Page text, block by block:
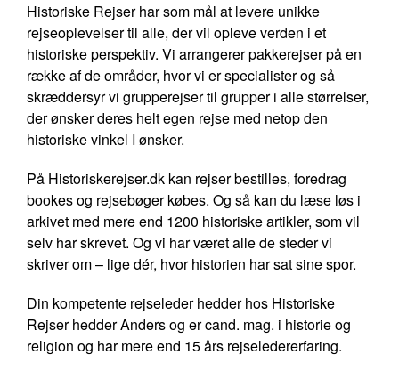
Historiske Rejser har som mål at levere unikke
rejseoplevelser til alle, der vil opleve verden i et
historiske perspektiv. Vi arrangerer pakkerejser på en
række af de områder, hvor vi er specialister og så
skræddersyr vi grupperejser til grupper i alle størrelser,
der ønsker deres helt egen rejse med netop den
historiske vinkel I ønsker.
På Historiskerejser.dk kan rejser bestilles, foredrag
bookes og rejsebøger købes. Og så kan du læse løs i
arkivet med mere end 1200 historiske artikler, som vil
selv har skrevet. Og vi har været alle de steder vi
skriver om – lige dér, hvor historien har sat sine spor.
Din kompetente rejseleder hedder hos Historiske
Rejser hedder Anders og er cand. mag. i historie og
religion og har mere end 15 års rejseledererfaring.